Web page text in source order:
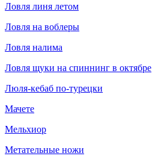
Ловля линя летом
Ловля на воблеры
Ловля налима
Ловля щуки на спиннинг в октябре
Люля-кебаб по-турецки
Мачете
Мельхиор
Метательные ножи